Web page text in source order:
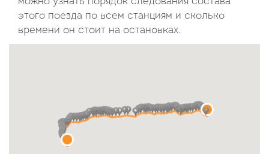
7
8 9 10 11 12
13
14
15 16 17 18 19
21
22 23 24 25 26
27
2026
Вт
этого поезда по всем станциям и сколько
времени он стоит на остановках.